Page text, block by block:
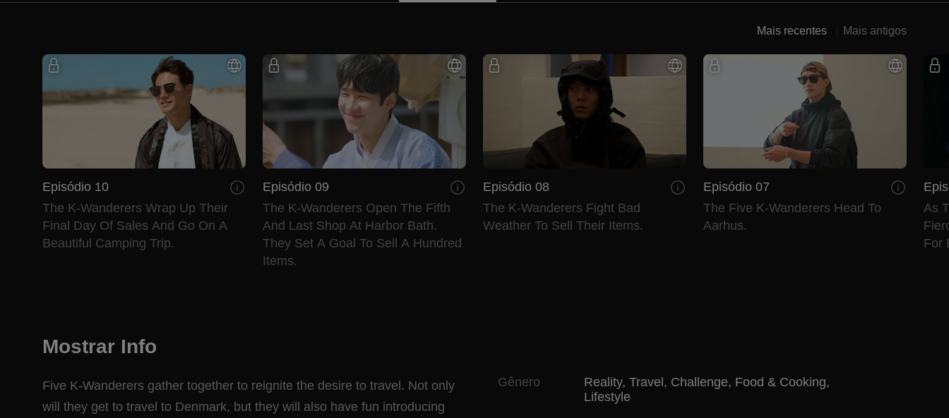
Mais recentes Mais antigos
Episódio 10
The K-Wanderers Wrap Up Their
Final Day Of Sales And Go On A
Beautiful Camping Trip.
Episódio 09
The K-Wanderers Open The Fifth
And Last Shop At Harbor Bath.
They Set A Goal To Sell A Hundred
Items.
Episódio 08
The K-Wanderers Fight Bad
Weather To Sell Their Items.
Episódio 07
The Five K-Wanderers Head To
Aarhus.
As
For
Mostrar Info
Five K-Wanderers gather together to reignite the desire to travel. Not only
will they get to travel to Denmark, but they will also have fun introducing
Gênero Reality, Travel , Challenge, Food & Cooking,
Lifestyle